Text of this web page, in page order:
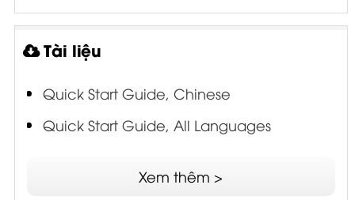
Tài liệu
Quick Start Guide, Chinese
Quick Start Guide, All Languages
Xem thêm >